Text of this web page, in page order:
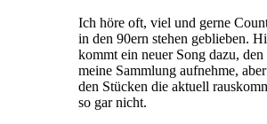
Ich höre oft, viel und gerne
in den 90ern stehen geblieben.
kommt ein neuer Song dazu,
meine Sammlung aufnehme,
den Stücken die aktuell
so gar nicht.